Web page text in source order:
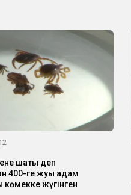
шақты деп
400-ге жуық адам
көмекке жүгінген